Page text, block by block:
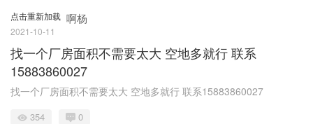
点击重新加载 啊杨
2021-10-11
找一个厂房面积不需要太大 空地多就行 联系
15883860027
找一个厂房面积不需要太大 空地多就行 联系15883860027
354 0